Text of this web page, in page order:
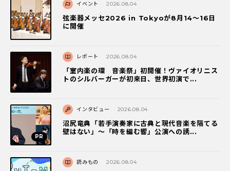
イベント 2026.08.04
弦楽器メッセ2026 in Tokyoが8月14～16日
に開催
レポート 2026.08.04
「室内楽の環 音楽祭」初開催！ヴァイオリニス
トのシルバーガーが初来日、世界初演で...
インタビュー 2026.08.04
沼尻竜典「若手演奏家に古典と現代音楽を隔てる
壁はない」～「時を編む響」公演への誘...
読みもの 2026.08.04